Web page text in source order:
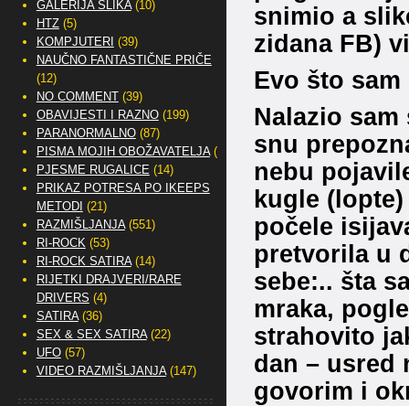
snimio a
zidana FB)
Evo što sam
Nalazio
snu
nebu
kugle
počele
pretvorila u
sebe:.. šta
mraka,
strahovito
dan – usred
govorim i
GALERIJA SLIKA(10)
HTZ(5)
KOMPJUTERI (39)
NAUČNO FANTASTIČNE PRIČE
(12)
NO COMMENT(39)
OBAVIJESTI I RAZNO(199)
PARANORMALNO(87)
PISMA MOJIH OBOŽAVATELJA(2)
PJESME RUGALICE (14)
PRIKAZ POTRESA PO IKEEPS
METODI (21)
RAZMIŠLJANJA(551)
RI-ROCK(53)
RI-ROCK SATIRA(14)
RIJETKI DRAJVERI/RARE
DRIVERS (4)
SATIRA(36)
SEX & SEX SATIRA(22)
UFO(57)
VIDEO RAZMIŠLJANJA(147)